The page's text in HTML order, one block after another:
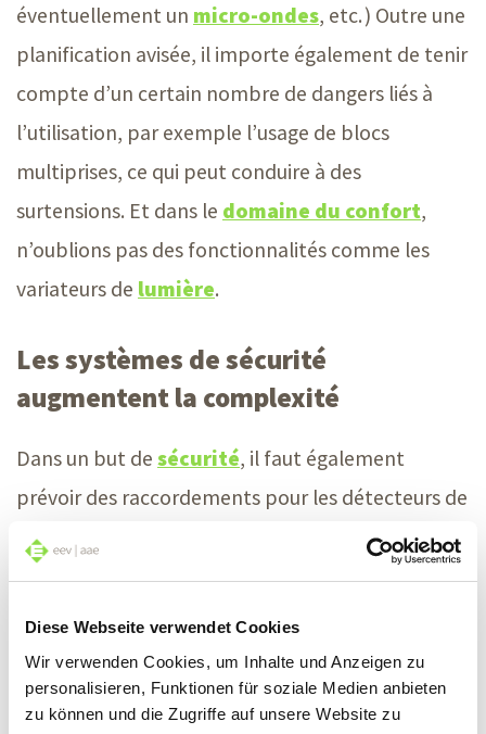
Diese Webseite verwendet Cookies
Wir verwenden Cookies, um Inhalte und Anzeigen zu
personalisieren, Funktionen für soziale Medien anbieten
zu können und die Zugriffe auf unsere Website zu
éventuellement un micro-ondes, etc. ) Outre une
planification avisée, il importe également de tenir
compte d’un certain nombre de dangers liés à
l’utilisation, par exemple l’usage de blocs
multiprises, ce qui peut conduire à des
surtensions. Et dans le domaine du confort,
n’oublions pas des fonctionnalités comme les
variateurs de lumière.
Les systèmes de sécurité
augmentent la complexité
Dans un but de sécurité, il faut également
prévoir des raccordements pour les détecteurs de
mouvements, les alarmes et caméras de
surveillance ; et parmi les extras, un parafoudre
ainsi qu’un interrupteur pour activer la simulation
de présence ou l’arrosage du jardin. À un niveau
d’exigences élevé, on peut également planifier